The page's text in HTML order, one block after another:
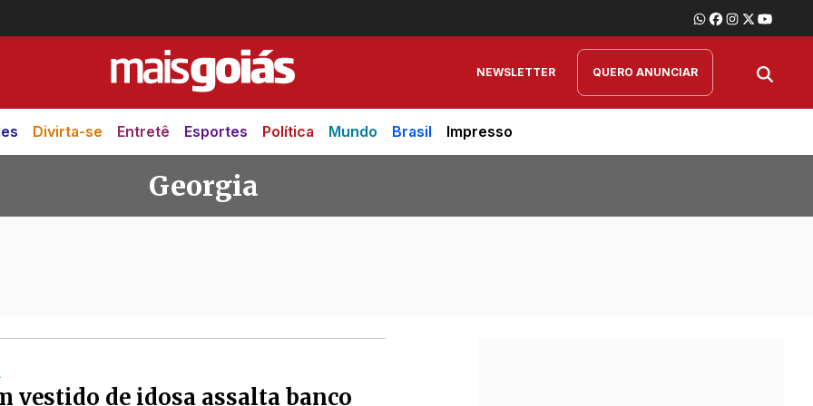
NEWSLETTER QUERO ANUNCIAR
Divirta-se Entretê Esportes Política Mundo Brasil Impresso
Georgia
vestido de idosa assalta banco